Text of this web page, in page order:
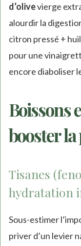
d’olivevierge
alourdir la
citron pressé +
pour une
encore diaboliser
Boissons
booster la
Tisanes
hydratation
Sous-estimer
priver d’un levier